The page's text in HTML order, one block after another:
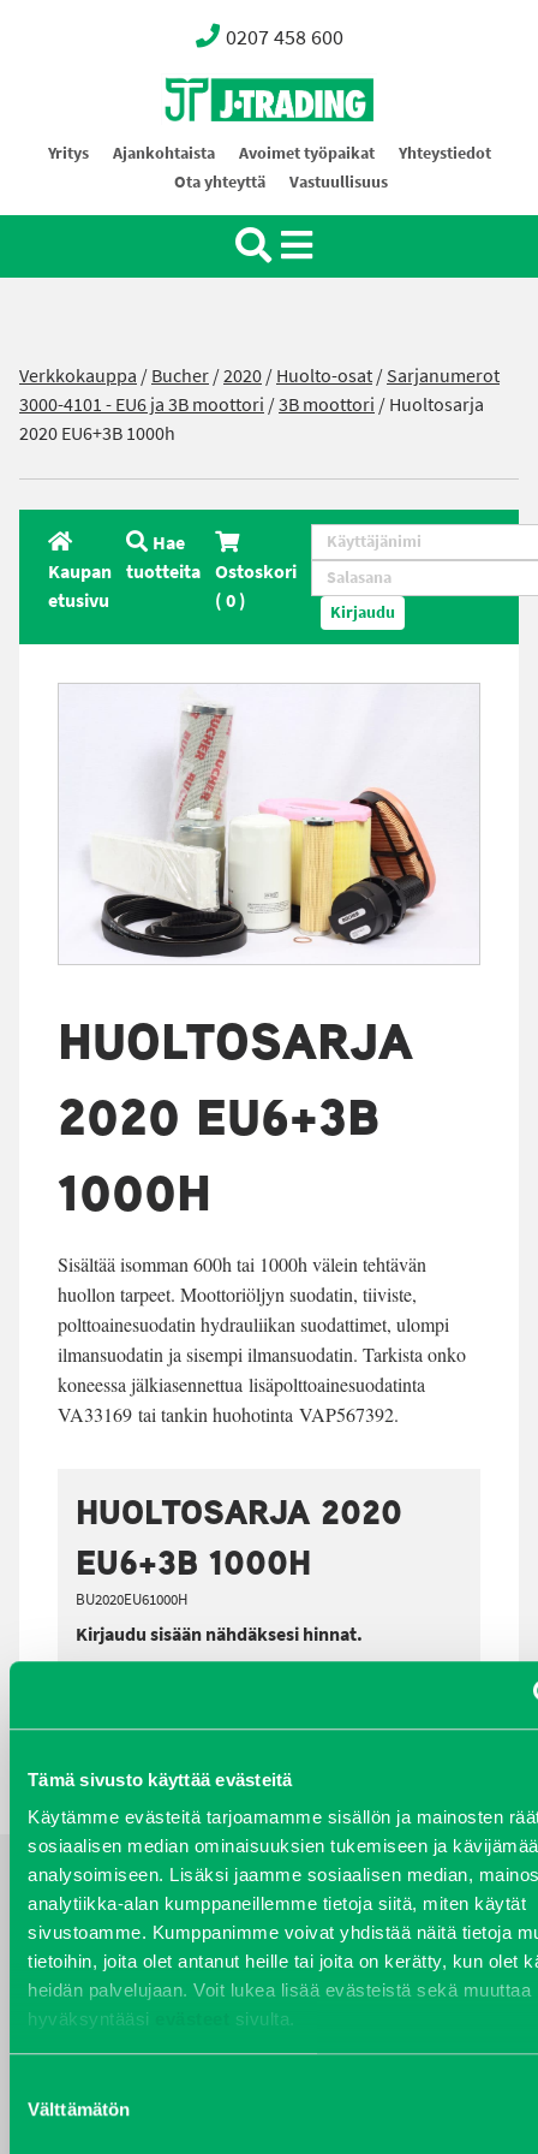
Tämä sivusto käyttää evästeitä
Käytämme evästeitä tarjoamamme sisällön ja mainosten
sosiaalisen median ominaisuuksien tukemiseen ja
analysoimiseen. Lisäksi jaamme sosiaalisen median,
analytiikka-alan kumppaneillemme tietoja siitä, miten käytät
sivustoamme. Kumppanimme voivat yhdistää näitä tietoja
tietoihin, joita olet antanut heille tai joita on kerätty, kun olet
heidän palvelujaan. Voit lukea lisää evästeistä sekä muuttaa
hyväksyntääsi
sivulta.
valinta
Välttämätön
0207 458 600
Oy J-Trading Ab
Yritys Ajankohtaista Avoimet työpaikat
Yhteystiedot
Ota yhteyttä
Vastuullisuus
Verkkokauppa /Bucher/2020/Huolto-osat/Sarjanumerot
3000-4101 - EU6 ja 3B moottori /3B moottori / Huoltosarja
2020 EU6+3B 1000h
Kaupan
etusivu
Hae
tuotteita Ostoskori
(0) Kirjaudu
HUOLTOSARJA
2020 EU6+3B
1000H
Sisältää isomman 600h tai 1000h välein tehtävän
huollon tarpeet. Moottoriöljyn suodatin, tiiviste,
polttoainesuodatin hydrauliikan suodattimet, ulompi
ilmansuodatin ja sisempi ilmansuodatin. Tarkista onko
koneessa jälkiasennettua lisäpolttoainesuodatinta
VA33169 tai tankin huohotinta VAP567392.
HUOLTOSARJA 2020
EU6+3B 1000H
BU2020EU61000H
Kirjaudu sisään nähdäksesi hinnat.
TAKAISIN HAKUEHTOIHIN
YHTEYSTIEDOT